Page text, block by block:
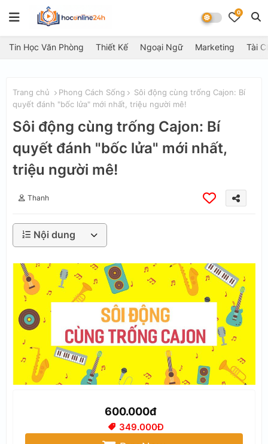
0
Tin Học Văn Phòng Thiết Kế Ngoại Ngữ Marketing Tài
Trang chủ Phong Cách Sống
Sôi động cùng trống Cajon: Bí
quyết đánh "bốc lửa" mới nhất, triệu người mê!
Sôi động cùng trống Cajon: Bí
quyết đánh "bốc lửa" mới nhất,
triệu người mê!
Thanh
Nội dung
600.000đ
349.000Đ